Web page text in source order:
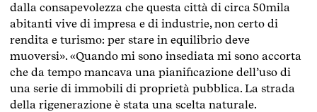
dalla consapevolezza che questa città di circa 50mila
abitanti vive di impresa e di industrie, non certo di
rendita e turismo: per stare in equilibrio deve
muoversi». «Quando mi sono insediata mi sono accorta
che da tempo mancava una pianificazione dell’uso di
una serie di immobili di proprietà pubblica. La strada
della rigenerazione è stata una scelta naturale.